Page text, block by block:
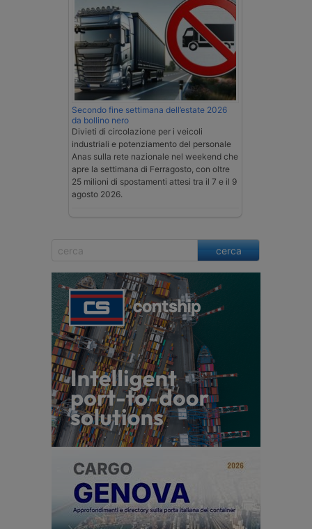
Secondo fine settimana dell’estate 2026
da bollino nero
Divieti di circolazione per i veicoli
industriali e potenziamento del personale
Anas sulla rete nazionale nel weekend che
apre la settimana di Ferragosto, con oltre
25 milioni di spostamenti attesi tra il 7 e il 9
agosto 2026.
cerca